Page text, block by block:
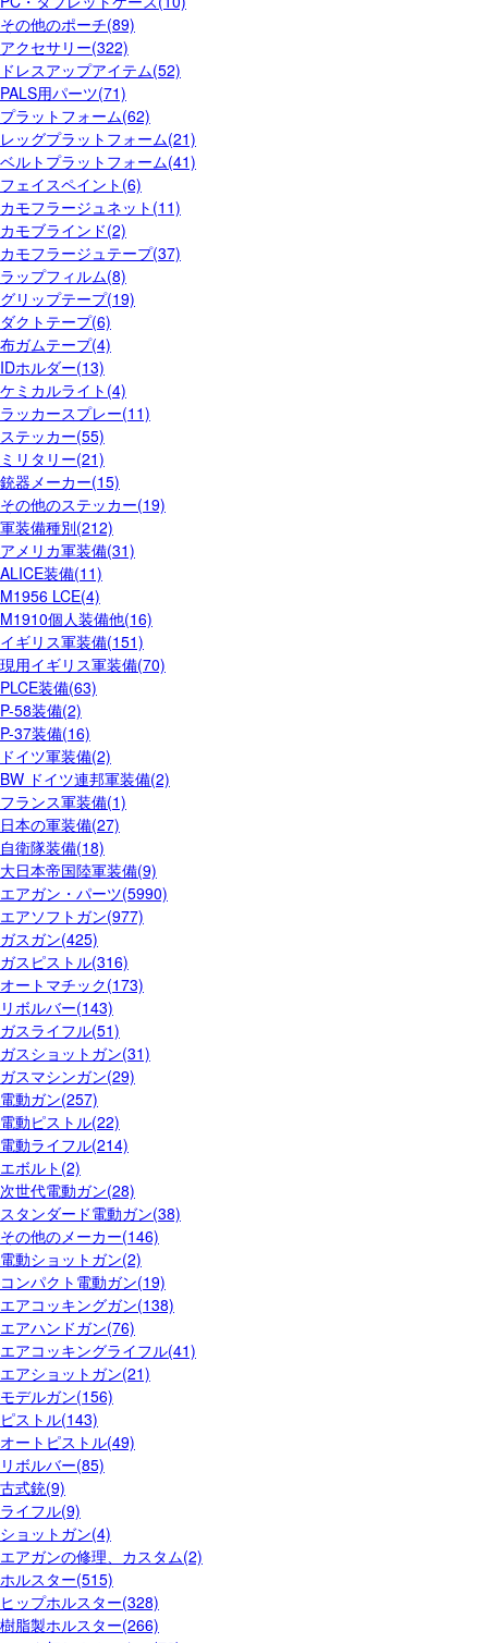
その他のポーチ(89)
アクセサリー(322)
ドレスアップアイテム(52)
PALS用パーツ(71)
プラットフォーム(62)
レッグプラットフォーム(21)
ベルトプラットフォーム(41)
フェイスペイント(6)
カモフラージュネット(11)
カモブラインド(2)
カモフラージュテープ(37)
ラップフィルム(8)
グリップテープ(19)
ダクトテープ(6)
布ガムテープ(4)
IDホルダー(13)
ケミカルライト(4)
ラッカースプレー(11)
ステッカー(55)
ミリタリー(21)
銃器メーカー(15)
その他のステッカー(19)
軍装備種別(212)
アメリカ軍装備(31)
ALICE装備(11)
M1956 LCE(4)
M1910個人装備他(16)
イギリス軍装備(151)
現用イギリス軍装備(70)
PLCE装備(63)
P-58装備(2)
P-37装備(16)
ドイツ軍装備(2)
BW ドイツ連邦軍装備(2)
フランス軍装備(1)
日本の軍装備(27)
自衛隊装備(18)
大日本帝国陸軍装備(9)
エアガン・パーツ(5990)
エアソフトガン(977)
ガスガン(425)
ガスピストル(316)
オートマチック(173)
リボルバー(143)
ガスライフル(51)
ガスショットガン(31)
ガスマシンガン(29)
電動ガン(257)
電動ピストル(22)
電動ライフル(214)
エボルト(2)
次世代電動ガン(28)
スタンダード電動ガン(38)
その他のメーカー(146)
電動ショットガン(2)
コンパクト電動ガン(19)
エアコッキングガン(138)
エアハンドガン(76)
エアコッキングライフル(41)
エアショットガン(21)
モデルガン(156)
ピストル(143)
オートピストル(49)
リボルバー(85)
古式銃(9)
ライフル(9)
ショットガン(4)
エアガンの修理、カスタム(2)
ホルスター(515)
ヒップホルスター(328)
樹脂製ホルスター(266)